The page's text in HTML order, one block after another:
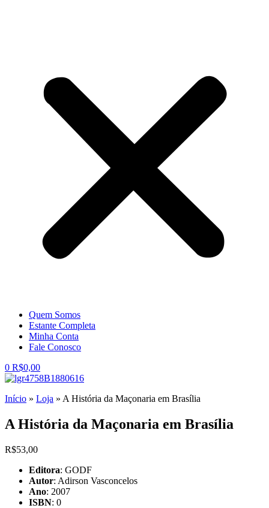
Quem Somos
Estante Completa
Minha Conta
Fale Conosco
0 R$0,00
Início » Loja » A História da Maçonaria em Brasília
A História da Maçonaria em Brasília
R$53,00
Editora: GODF
Autor: Adirson Vasconcelos
Ano: 2007
ISBN: 0